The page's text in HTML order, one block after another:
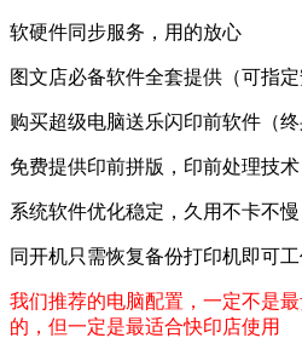
软硬件同步服务，用的放心
图文店必备软件全套提供（可指定
购买超级电脑送乐闪印前软件（终
免费提供印前拼版，印前处理技术
系统软件优化稳定，久用不卡不慢
同开机只需恢复备份打印机即可
我们推荐的电脑配置，一定不是
的，但一定是最适合快印店使用